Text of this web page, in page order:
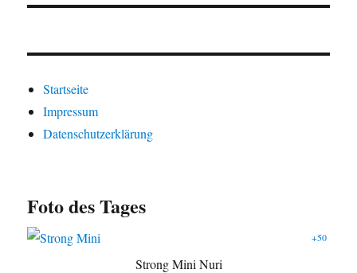
Startseite
Impressum
Datenschutzerklärung
Foto des Tages
+50
Strong Mini Nuri